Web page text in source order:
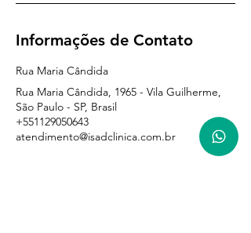
Informações de Contato
Rua Maria Cândida
Rua Maria Cândida, 1965 - Vila Guilherme,
São Paulo - SP, Brasil
+551129050643
atendimento@isadclinica.com.br